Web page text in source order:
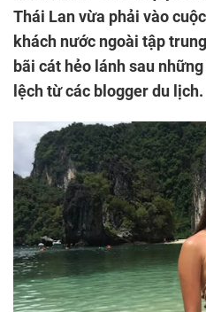
Thái Lan vừa phải vào
khách nước ngoài tập
bãi cát hẻo lánh sau
lệch từ các blogger du lịch.